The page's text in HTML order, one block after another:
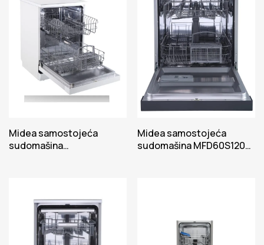
Midea samostojeća
sudomašina
Midea samostojeća
sudomašina MFD60S120X-